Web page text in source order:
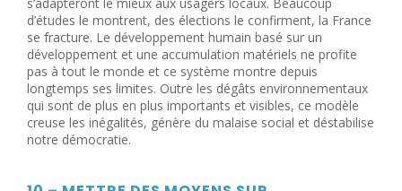
d’études le montrent, des élections le confirment, la France
se fracture. Le développement humain basé sur un
développement et une accumulation matériels ne profite
pas à tout le monde et ce système montre depuis
longtemps ses limites. Outre les dégâts environnementaux
qui sont de plus en plus importants et visibles, ce modèle
creuse les inégalités, génère du malaise social et déstabilise
notre démocratie.